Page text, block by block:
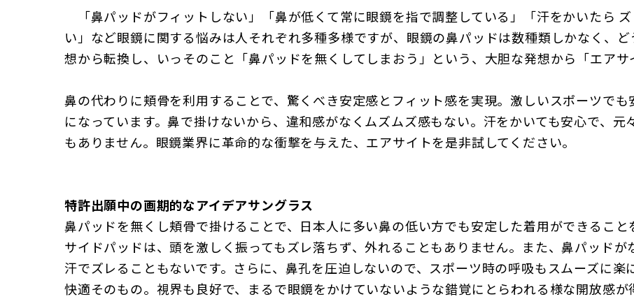
「鼻パッドがフィットしない」「鼻が低くて常に眼鏡を指で調整している」「汗をかいたら
い」など眼鏡に関する悩みは人それぞれ多種多様ですが、眼鏡の鼻パッドは数種類しかなく、
想から転換し、いっそのこと「鼻パッドを無くしてしまおう」という、大胆な発想から「エアサ
鼻の代わりに頬骨を利用することで、驚くべき安定感とフィット感を実現。激しいスポーツで
になっています。鼻で掛けないから、違和感がなくムズムズ感もない。汗をかいても安心で、
もありません。眼鏡業界に革命的な衝撃を与えた、エアサイトを是非試してください。
特許出願中の画期的なアイデアサングラス
鼻パッドを無くし頬骨で掛けることで、日本人に多い鼻の低い方でも安定した着用ができるこ
サイドパッドは、頭を激しく振ってもズレ落ちず、外れることもありません。また、鼻パッドが
汗でズレることもないです。さらに、鼻孔を圧迫しないので、スポーツ時の呼吸もスムーズに
快適そのもの。視界も良好で、まるで眼鏡をかけていないような錯覚にとらわれる様な開放感が